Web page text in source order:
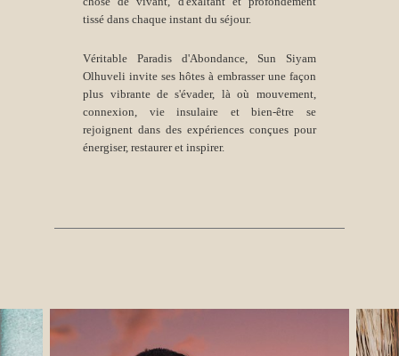
tissé dans chaque instant du séjour.
Véritable Paradis d'Abondance, Sun Siyam
Olhuveli invite ses hôtes à embrasser une façon
plus vibrante de s'évader, là où mouvement,
connexion, vie insulaire et bien-être se
rejoignent dans des expériences conçues pour
énergiser, restaurer et inspirer.